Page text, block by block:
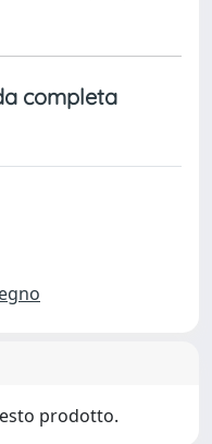
completa
prodotto.